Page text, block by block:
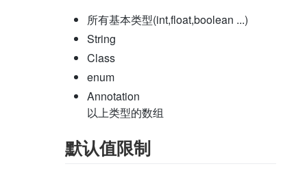
所有基本类型(int,float,boolean ...)
String
Class
enum
Annotation
以上类型的数组
默认值限制